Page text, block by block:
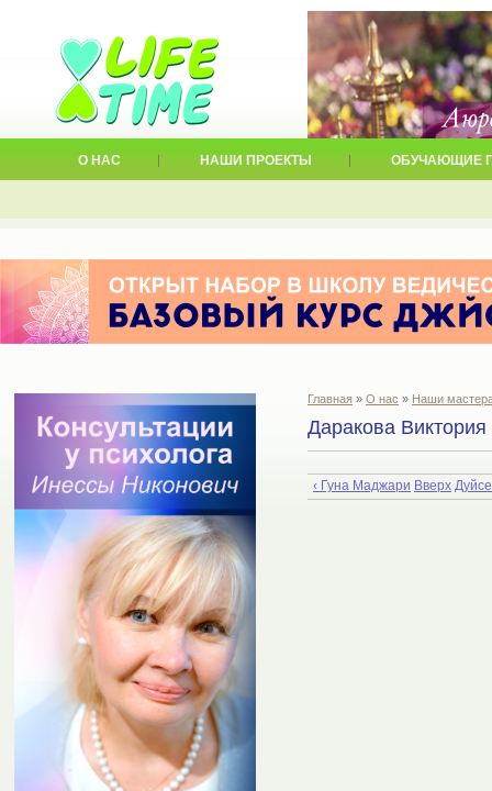
О НАС НАШИ ПРОЕКТЫ ОБУЧАЮЩИЕ
Главная » О нас » Наши
Даракова Виктория
‹ Гуна Маджари Вверх